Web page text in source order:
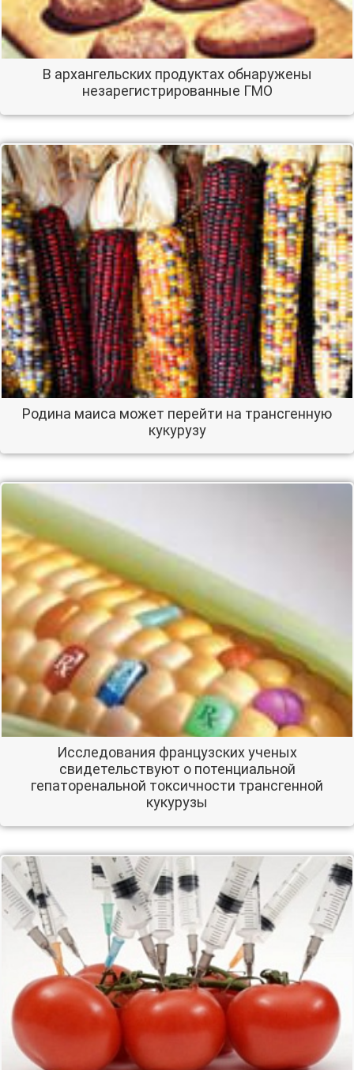
В архангельских продуктах обнаружены
незарегистрированные ГМО
Родина маиса может перейти на трансгенную
кукурузу
Исследования французских ученых
свидетельствуют о потенциальной
гепаторенальной токсичности трансгенной
кукурузы